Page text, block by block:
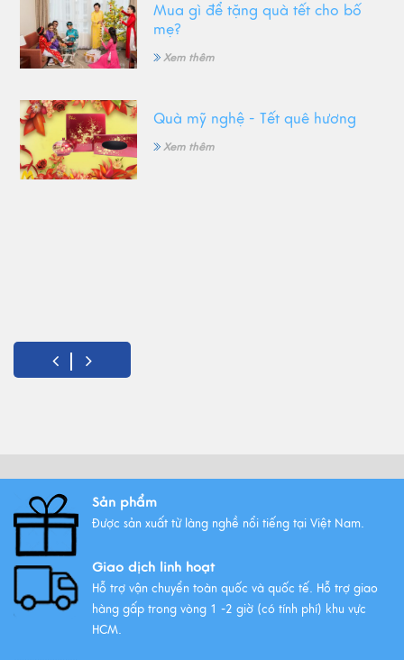
Mua gì để tặng quà tết cho bố
mẹ?
Xem thêm
Quà mỹ nghệ - Tết quê hương
Xem thêm
Sản phẩm
Được sản xuất từ làng nghề nổi tiếng tại Việt Nam.
Giao dịch linh hoạt
Hỗ trợ vận chuyển toàn quốc và quốc tế. Hỗ trợ giao
hàng gấp trong vòng 1 -2 giờ (có tính phí) khu vực
HCM.